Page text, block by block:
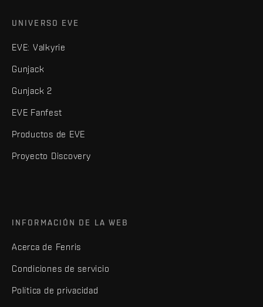
UNIVERSO EVE
EVE: Valkyrie
Gunjack
Gunjack 2
EVE Fanfest
Productos de EVE
Proyecto Discovery
INFORMACIÓN DE LA WEB
Acerca de Fenris
Condiciones de servicio
Política de privacidad